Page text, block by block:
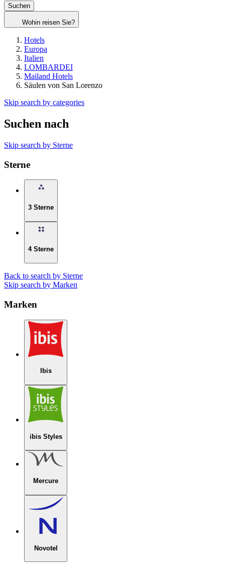
Suchen
Wohin reisen Sie?
Hotels
Europa
Italien
LOMBARDEI
Mailand Hotels
Säulen von San Lorenzo
Skip search by categories
Suchen nach
Skip search by Sterne
Sterne
3 Sterne
4 Sterne
Back to search by Sterne
Skip search by Marken
Marken
Ibis
ibis Styles
Mercure
Novotel